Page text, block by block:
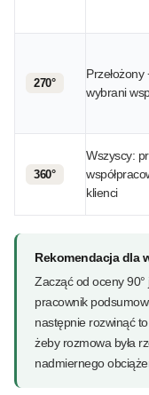
270°
wybrani
360°
Wszyscy:
klienci
Rekomendacja dla
Zacząć od oceny
pracownik
następnie rozwinąć
żeby rozmowa była
nadmiernego